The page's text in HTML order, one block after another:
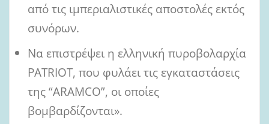
από τις ιμπεριαλιστικές αποστολές εκτός
συνόρων.
Να επιστρέψει η ελληνική πυροβολαρχία
PATRIOT, που φυλάει τις εγκαταστάσεις
της “ARAMCO”, οι οποίες
βομβαρδίζονται».